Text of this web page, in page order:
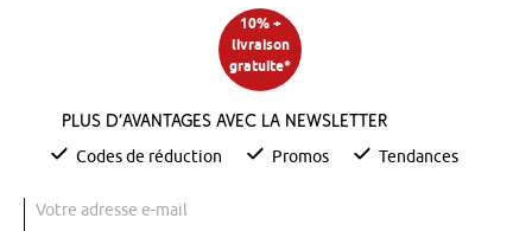
10% +
livraison
gratuite*
Plus d’avantages avec la newsletter
Codes de réduction Promos Tendances
Votre adresse e-mail